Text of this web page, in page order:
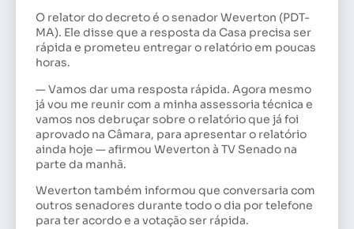
O relator do decreto é o senador Weverton (PDT-
MA). Ele disse que a resposta da Casa precisa ser
rápida e prometeu entregar o relatório em poucas
horas.
— Vamos dar uma resposta rápida. Agora mesmo
já vou me reunir com a minha assessoria técnica e
vamos nos debruçar sobre o relatório que já foi
aprovado na Câmara, para apresentar o relatório
ainda hoje — afirmou Weverton à TV Senado na
parte da manhã.
Weverton também informou que conversaria com
outros senadores durante todo o dia por telefone
para ter acordo e a votação ser rápida.